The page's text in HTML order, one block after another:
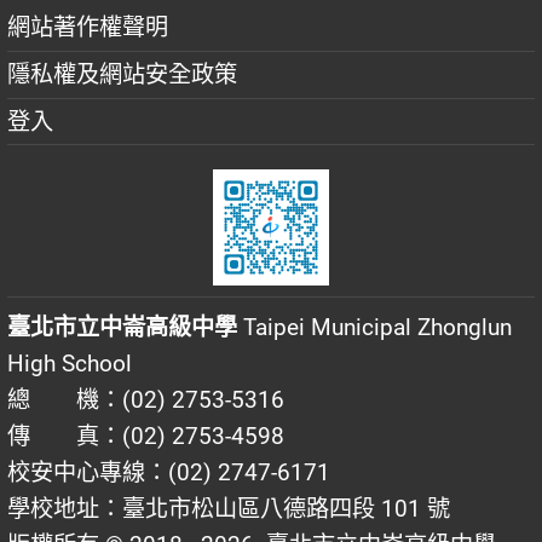
網站著作權聲明
隱私權及網站安全政策
登入
臺北市立中崙高級中學 Taipei Municipal Zhonglun
High School
總 機：(02) 2753-5316
傳 真：(02) 2753-4598
校安中心專線：(02) 2747-6171
學校地址：臺北市松山區八德路四段 101 號